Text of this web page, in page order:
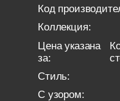
Код
Коллекция:
Цена указана
за:
Стиль:
С узором: